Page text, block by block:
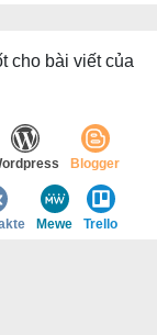
cho bài viết của
Blogger
Mewe Trello